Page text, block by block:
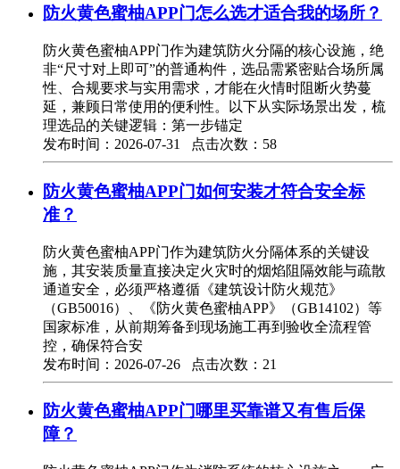
防火黄色蜜柚APP门怎么选才适合我的场所？
防火黄色蜜柚APP门作为建筑防火分隔的核心设施，绝
非“尺寸对上即可”的普通构件，选品需紧密贴合场所属
性、合规要求与实用需求，才能在火情时阻断火势蔓
延，兼顾日常使用的便利性。以下从实际场景出发，梳
理选品的关键逻辑：第一步锚定
发布时间：2026-07-31 点击次数：58
防火黄色蜜柚APP门如何安装才符合安全标
准？
防火黄色蜜柚APP门作为建筑防火分隔体系的关键设
施，其安装质量直接决定火灾时的烟焰阻隔效能与疏散
通道安全，必须严格遵循《建筑设计防火规范》
（GB50016）、《防火黄色蜜柚APP》（GB14102）等
国家标准，从前期筹备到现场施工再到验收全流程管
控，确保符合安
发布时间：2026-07-26 点击次数：21
防火黄色蜜柚APP门哪里买靠谱又有售后保
障？